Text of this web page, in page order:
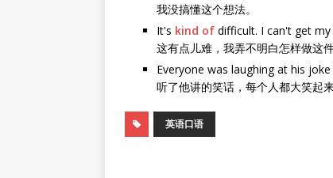
我没搞懂这个想法。
It's kind of difficult. I can't get
这有点儿难，我弄不明白怎样做这件
Everyone was laughing at his
听了他讲的笑话，每个人都大笑起
英语口语